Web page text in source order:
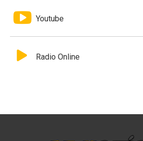
Youtube
Radio Online